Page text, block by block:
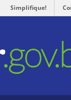
Simplifique!